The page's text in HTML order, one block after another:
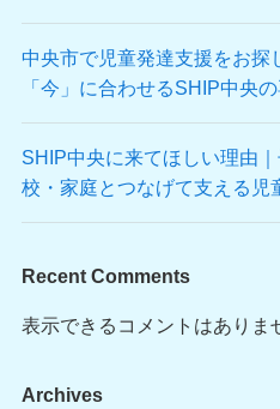
中央市で児童発達支援をお探
「今」に合わせるSHIP中央
SHIP中央に来てほしい理由
校・家庭とつなげて支える児
Recent Comments
表示できるコメントはありま
Archives